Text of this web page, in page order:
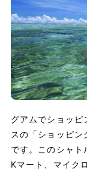
グアムでショッピ
スの「ショッピン
です。このシャト
Kマート、マイク